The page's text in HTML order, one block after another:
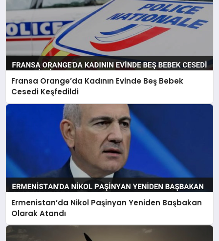
Fransa Orange’da Kadının Evinde Beş Bebek
Cesedi Keşfedildi
Ermenistan’da Nikol Paşinyan Yeniden Başbakan
Olarak Atandı